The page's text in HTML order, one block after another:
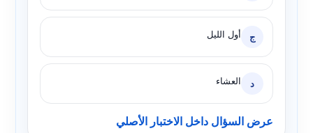
ج أول الليل
د العشاء
عرض السؤال داخل الاختبار الأصلي